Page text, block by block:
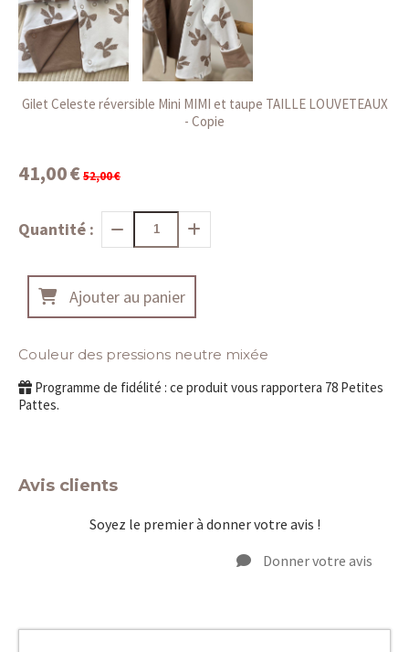
Gilet Celeste réversible Mini MIMI et taupe TAILLE LOUVETEAUX
- Copie
41,00€52,00€
Quantité :
Ajouter au panier
Couleur des pressions neutre mixée
Programme de fidélité : ce produit vous rapportera 78 Petites
Pattes.
Avis clients
Soyez le premier à donner votre avis !
Donner votre avis